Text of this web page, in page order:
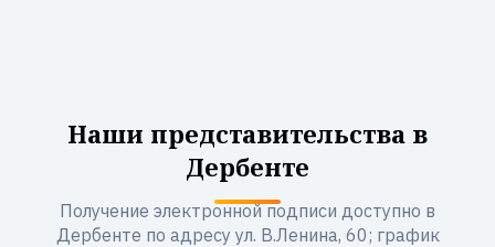
Наши представительства в
Дербенте
Получение электронной подписи доступно в
Дербенте по адресу ул. В.Ленина, 60; график